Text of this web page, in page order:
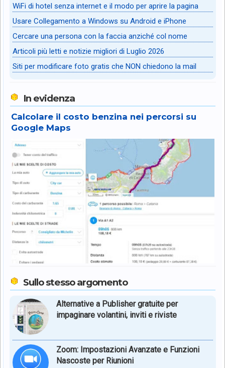
WiFi di hotel senza internet e il modo per aprire la pagina
Usare Collegamento a Windows su Android e iPhone
Cercare una persona con la faccia anziché col nome
Articoli più letti e notizie migliori di Luglio 2026
Siti per modificare foto gratis che NON chiedono la mail
In evidenza
Calcolare il costo benzina nei percorsi su
Google Maps
Sullo stesso argomento
Alternative a Publisher gratuite per
impaginare volantini, inviti e riviste
Zoom: Impostazioni Avanzate e Funzioni
Nascoste per Riunioni